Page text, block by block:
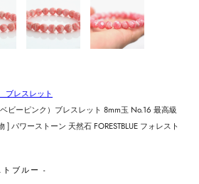
レスレット
ビーピンク）ブレスレット 8mm玉 No.16 最高級
] パワーストーン 天然石 FORESTBLUE フォレスト
トブルー -